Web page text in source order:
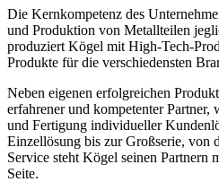
Die Kernkompetenz des
und Produktion von Metallteilen
produziert Kögel mit High-Tech-
Produkte für die verschiedensten
Neben eigenen erfolgreichen
erfahrener und kompetenter
und Fertigung individueller
Einzellösung bis zur Großserie, von
Service steht Kögel seinen Partnern
Seite.